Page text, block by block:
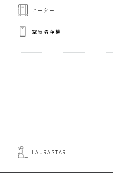
ヒーター
空気清浄機
LAURASTAR